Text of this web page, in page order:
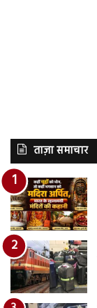
ताज़ा समाचार